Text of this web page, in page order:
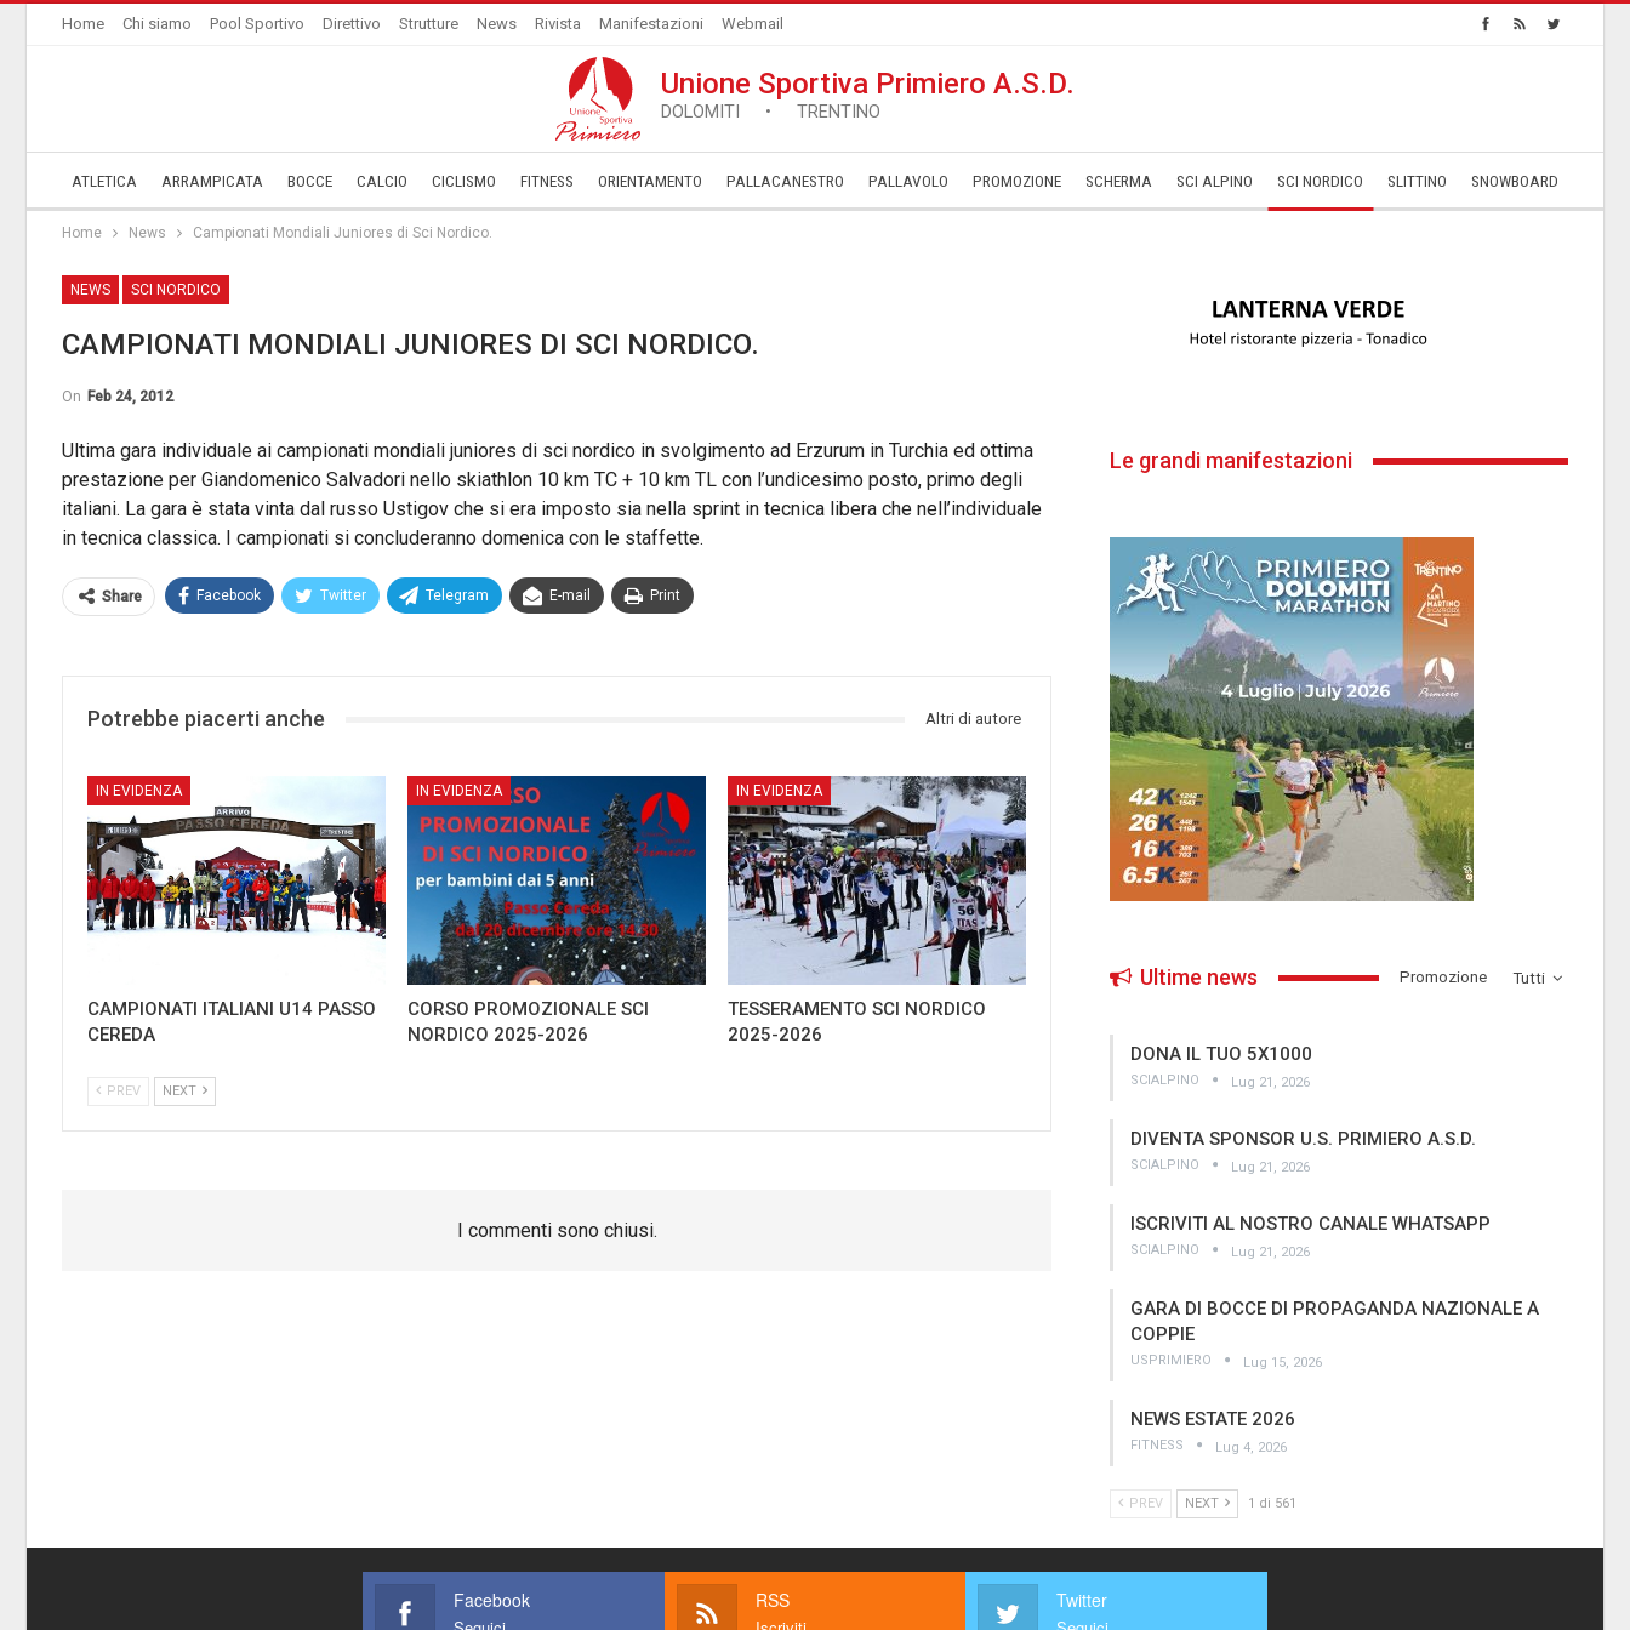
Home Chi siamo Pool Sportivo Direttivo Strutture News Rivista Manifestazioni Webmail
Unione Sportiva Primiero A.S.D.
DOLOMITI • TRENTINO
ATLETICA ARRAMPICATA BOCCE CALCIO CICLISMO FITNESS ORIENTAMENTO PALLACANESTRO PALLAVOLO ­PROMOZIONE SCHERMA SCI ALPINO SCI NORDICO SLITTINO SNOWBOARD
Home News Campionati Mondiali Juniores di Sci Nordico.
NEWS SCI NORDICO
CAMPIONATI MONDIALI JUNIORES DI SCI NORDICO.
On Feb 24, 2012
Ultima gara individuale ai campionati mondiali juniores di sci nordico in svolgimento ad Erzurum in Turchia ed ottima
prestazione per Giandomenico Salvadori nello skiathlon 10 km TC + 10 km TL con l’undicesimo posto, primo degli
italiani. La gara è stata vinta dal russo Ustigov che si era imposto sia nella sprint in tecnica libera che nell’individuale
in tecnica classica. I campionati si concluderanno domenica con le staffette.
Share Facebook Twitter Telegram E-mail Print
Potrebbe piacerti anche Altri di autore
IN EVIDENZA
CAMPIONATI ITALIANI U14 PASSO
CEREDA
IN EVIDENZA
CORSO PROMOZIONALE SCI
NORDICO 2025-2026
IN EVIDENZA
TESSERAMENTO SCI NORDICO
2025-2026
PREV NEXT
I commenti sono chiusi.
Le grandi manifestazioni
Tutti
Ultime news ­Promozione
DONA IL TUO 5X1000
SCIALPINO Lug 21, 2026
DIVENTA SPONSOR U.S. PRIMIERO A.S.D.
SCIALPINO Lug 21, 2026
ISCRIVITI AL NOSTRO CANALE WHATSAPP
SCIALPINO Lug 21, 2026
GARA DI BOCCE DI PROPAGANDA NAZIONALE A
COPPIE
USPRIMIERO Lug 15, 2026
NEWS ESTATE 2026
FITNESS Lug 4, 2026
PREV NEXT 1 di 561
Facebook RSS Twitter